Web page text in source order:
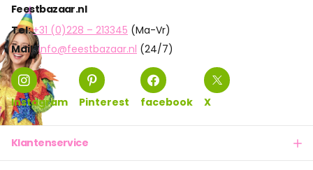
Feestbazaar.nl
Tel:+31 (0)228 – 213345 (Ma-Vr)
Mail: info@feestbazaar.nl (24/7)
Instagram Pinterest facebook X
Klantenservice